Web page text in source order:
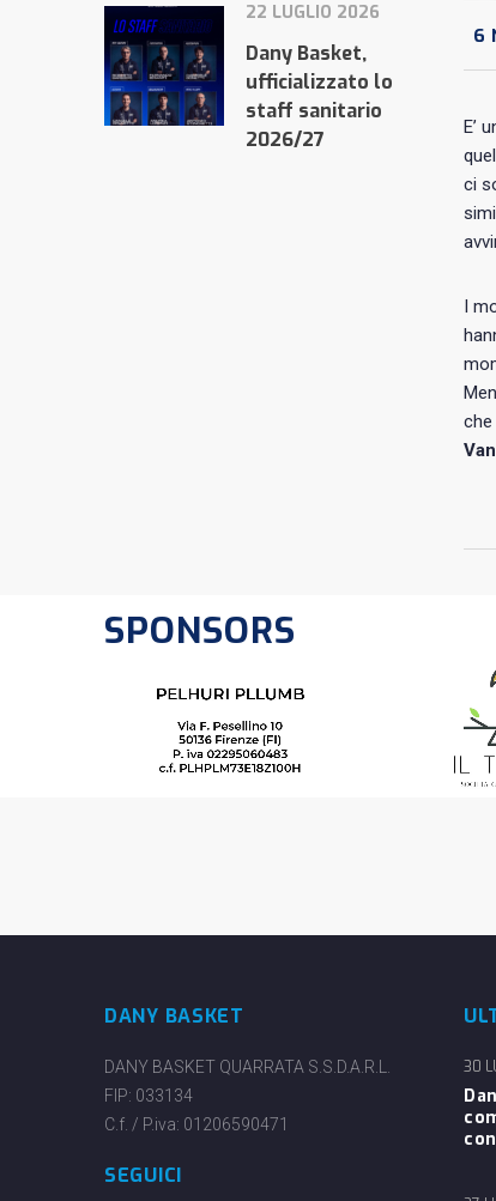
6
E’
ci
I
22 LUGLIO 2026
Dany Basket,
ufficializzato lo
staff sanitario
2026/27
SPONSORS
DANY BASKET
DANY BASKET QUARRATA S.S.D.A.R.L.
FIP: 033134
C.f. / P.iva: 01206590471
SEGUICI
30